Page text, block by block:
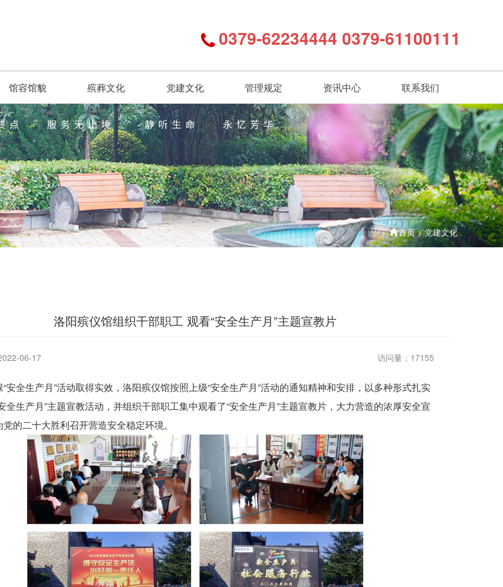
0379-62234444 0379-61100111
馆容馆貌 殡葬文化 党建文化 管理规定 资讯中心 联系我们
首页>党建文化
洛阳殡仪馆组织干部职工 观看“安全生产月”主题宣教片
06-17 访问量：17155
全生产月”活动取得实效，洛阳殡仪馆按照上级“安全生产月”活动的通知精神和安排，以多种形式扎实
全生产月”主题宣教活动，并组织干部职工集中观看了“安全生产月”主题宣教片，大力营造的浓厚安全宣
的二十大胜利召开营造安全稳定环境。